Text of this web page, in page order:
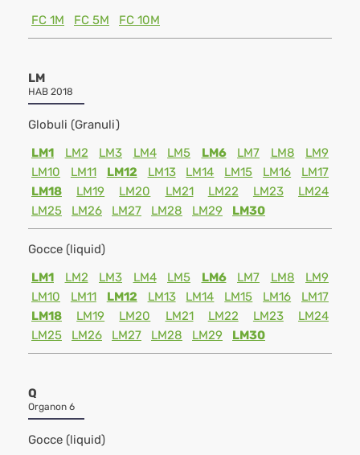
FC 1M
FC 5M FC 10M
LM
HAB 2018
Globuli (Granuli)
LM1
LM2 LM3 LM4 LM5 LM6 LM7 LM8
LM9
LM10
LM11 LM12 LM13 LM14 LM15 LM16
LM17
LM18
LM19 LM20 LM21 LM22 LM23
LM24
LM25
LM26 LM27 LM28 LM29 LM30
Gocce (liquid)
LM1
LM2 LM3 LM4 LM5 LM6 LM7 LM8
LM9
LM10
LM11 LM12 LM13 LM14 LM15 LM16
LM17
LM18
LM19 LM20 LM21 LM22 LM23
LM24
LM25
LM26 LM27 LM28 LM29 LM30
Q
Organon 6
Gocce (liquid)